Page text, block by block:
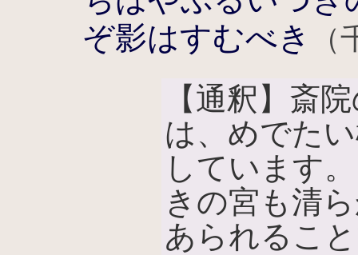
ぞ影はすむべき
【通釈】斎
は、めでた
しています
きの宮も清
あられるこ